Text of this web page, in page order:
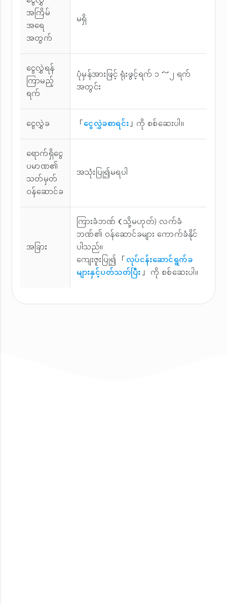
အကြိမ်
အ‌ရေ
အတွက်
မရှိ
ငွေလွှဲရန်
ကြာမည့်
ရက်
ပုံမှန်အားဖြင့် ရုံးဖွင့်ရက် ၁ ～၂ ရက်
အတွင်း
ငွေလွှဲခ 「ငွေလွှဲခစာရင်း」ကို စစ်ဆေးပါ။
ရောက်ရှိငွေ
ပမာဏ၏
သတ်မှတ်
ဝန်ဆောင်ခ
အသုံးပြု၍မရပါ
အခြား
ကြားခံဘဏ်（သို့မဟုတ်) လက်ခံ
ဘဏ်၏ ဝန်ဆောင်ခများ ကောက်ခံနိုင်
ပါသည်။
ကျေးဇူးပြု၍ 「လုပ်ငန်းဆောင်ရွက်ခ
များနှင့်ပတ်သတ်ပြီး」 ကို စစ်ဆေးပါ။